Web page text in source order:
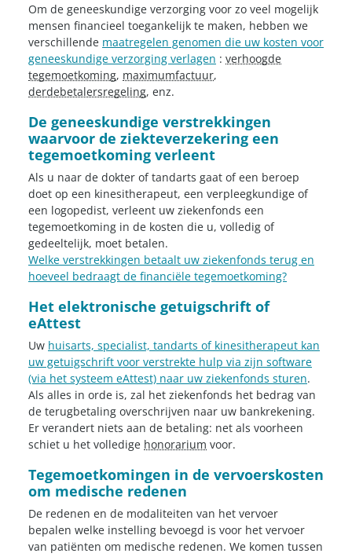
Om de geneeskundige verzorging voor zo veel mogelijk
mensen financieel toegankelijk te maken, hebben we
verschillende maatregelen genomen die uw kosten voor
geneeskundige verzorging verlagen : verhoogde
tegemoetkoming, maximumfactuur,
derdebetalersregeling, enz.
De geneeskundige verstrekkingen
waarvoor de ziekteverzekering een
tegemoetkoming verleent
Als u naar de dokter of tandarts gaat of een beroep
doet op een kinesitherapeut, een verpleegkundige of
een logopedist, verleent uw ziekenfonds een
tegemoetkoming in de kosten die u, volledig of
gedeeltelijk, moet betalen.
Welke verstrekkingen betaalt uw ziekenfonds terug en
hoeveel bedraagt de financiële tegemoetkoming?
Het elektronische getuigschrift of
eAttest
Uw huisarts, specialist, tandarts of kinesitherapeut kan
uw getuigschrift voor verstrekte hulp via zijn software
(via het systeem eAttest) naar uw ziekenfonds sturen.
Als alles in orde is, zal het ziekenfonds het bedrag van
de terugbetaling overschrijven naar uw bankrekening.
Er verandert niets aan de betaling: net als voorheen
schiet u het volledige honorarium voor.
Tegemoetkomingen in de vervoerskosten
om medische redenen
De redenen en de modaliteiten van het vervoer
bepalen welke instelling bevoegd is voor het vervoer
van patiënten om medische redenen. We komen tussen